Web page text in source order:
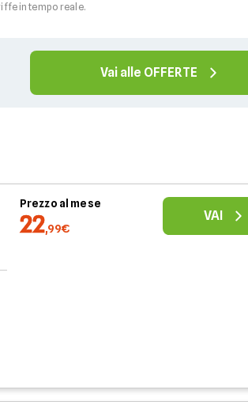
in tempo reale.
Vai alle OFFERTE
Prezzo al mese
22,99€
VAI